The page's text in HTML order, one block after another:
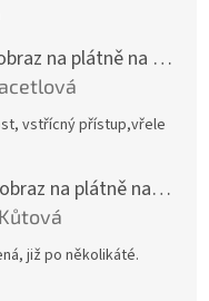
Sépiový fotoobraz na plátně na výšku (z vlastní fotky)
je 5 z 5 hvězdiček.
vstřícný přístup,vřele
Barevný fotoobraz na plátně na šířku (z vlastní fotky)
je 5 z 5 hvězdiček.
již po několikáté.